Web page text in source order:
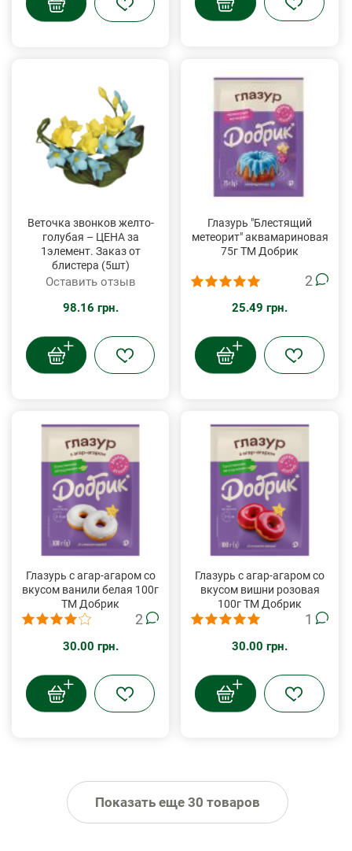
Веточка звонков желто-
голубая – ЦЕНА за
1элемент. Заказ от
блистера (5шт)
Оставить отзыв
98.16 грн.
Глазурь "Блестящий
метеорит" аквамариновая
75г ТМ Добрик
2
25.49 грн.
Глазурь с агар-агаром со
вкусом ванили белая 100г
ТМ Добрик
2
30.00 грн.
Глазурь с агар-агаром со
вкусом вишни розовая
100г ТМ Добрик
1
30.00 грн.
Показать еще 30 товаров